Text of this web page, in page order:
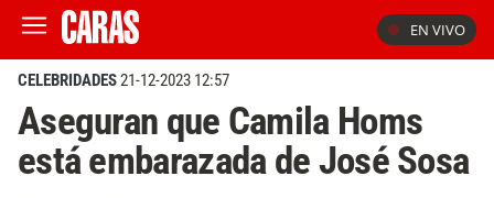
EN VIVO
CELEBRIDADES21-12-2023 12:57
Aseguran que Camila Homs
está embarazada de José Sosa